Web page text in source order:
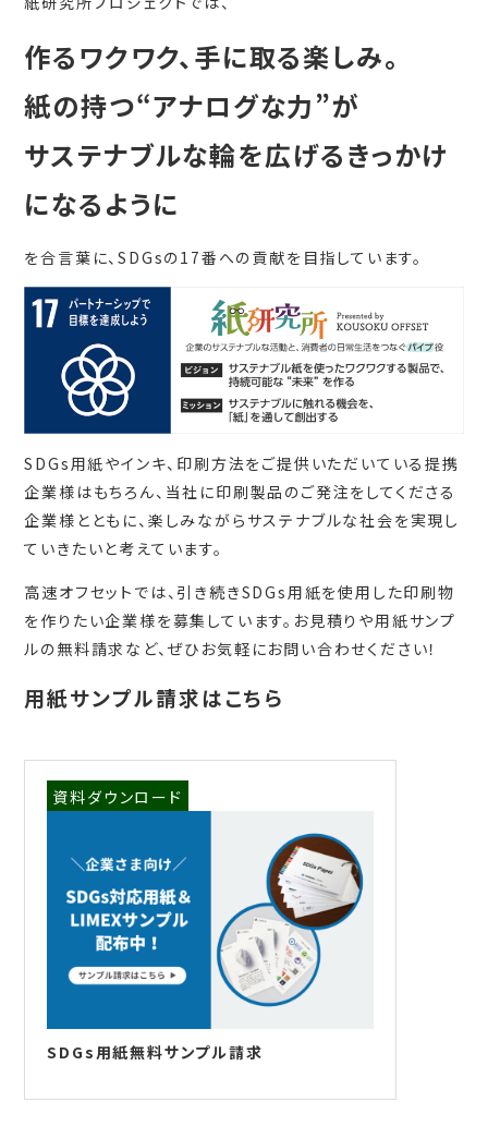
作るワクワク、手に取る楽しみ。
紙の持つ“アナログな力”が
サステナブルな輪を広げるきっかけ
になるように
を合言葉に、SDGsの17番への貢献を目指しています。
SDGs用紙やインキ、印刷方法をご提供いただいている提携
企業様はもちろん、当社に印刷製品のご発注をしてくださる
企業様とともに、楽しみながらサステナブルな社会を実現し
ていきたいと考えています。
高速オフセットでは、引き続きSDGs用紙を使用した印刷物
を作りたい企業様を募集しています。お見積りや用紙サンプ
ルの無料請求など、ぜひお気軽にお問い合わせください！
用紙サンプル請求はこちら
資料ダウンロード
SDGs用紙無料サンプル請求